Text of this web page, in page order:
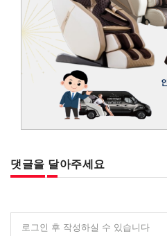
댓글을 달아주세요
로그인 후 작성하실 수 있습니다